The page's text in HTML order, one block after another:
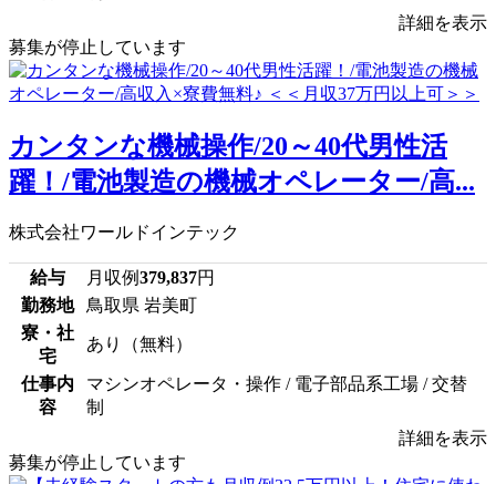
詳細を表示
募集が停止しています
カンタンな機械操作/20～40代男性活
躍！/電池製造の機械オペレーター/高...
株式会社ワールドインテック
給与 月収例379,837円
勤務地
鳥取県 岩美町
寮・社
宅
あり（無料）
仕事内
容
マシンオペレータ・操作 / 電子部品系工場 / 交替
制
詳細を表示
募集が停止しています